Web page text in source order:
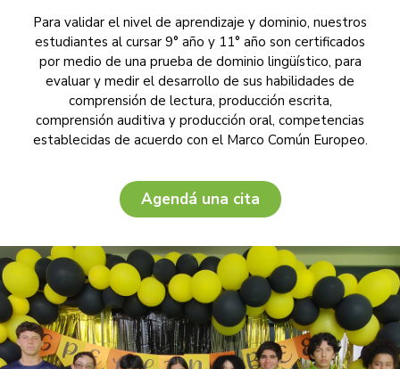
Para validar el nivel de aprendizaje y dominio, nuestros
estudiantes al cursar 9° año y 11° año son certificados
por medio de una prueba de dominio lingüístico, para
evaluar y medir el desarrollo de sus habilidades de
comprensión de lectura, producción escrita,
comprensión auditiva y producción oral, competencias
establecidas de acuerdo con el Marco Común Europeo.
Agendá una cita